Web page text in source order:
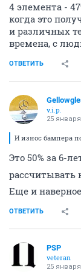
4 элемента -
когда это
и различных
времена, с
ОТВЕТИТЬ
v.i.p.
25
И износ бампера
Это 50% за 6-
рассчитывать
Еще и
ОТВЕТИТЬ
PSP
veteran
25